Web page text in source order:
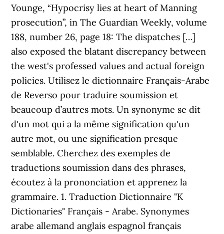
Younge, “Hypocrisy lies at heart of Manning
prosecution”, in The Guardian Weekly, volume
188, number 26, page 18: The dispatches […]
also exposed the blatant discrepancy between
the west's professed values and actual foreign
policies. Utilisez le dictionnaire Français-Arabe
de Reverso pour traduire soumission et
beaucoup d’autres mots. Un synonyme se dit
d'un mot qui a la même signification qu'un
autre mot, ou une signification presque
semblable. Cherchez des exemples de
traductions soumission dans des phrases,
écoutez à la prononciation et apprenez la
grammaire. 1. Traduction Dictionnaire "K
Dictionaries" Français - Arabe. Synonymes
arabe allemand anglais espagnol français